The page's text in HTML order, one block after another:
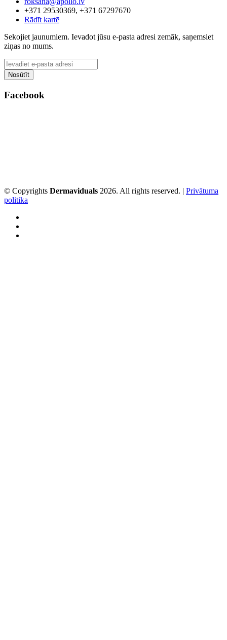
+371 29530369, +371 67297670
Rādīt kartē
Sekojiet jaunumiem. Ievadot jūsu e-pasta adresi zemāk, saņemsiet
ziņas no mums.
Facebook
© Copyrights Dermaviduals 2026. All rights reserved. | Privātuma
politika